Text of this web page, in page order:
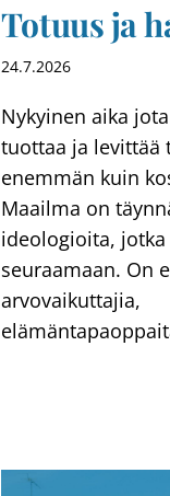
Totuus ja
24.7.2026
Nykyinen aika
tuottaa ja levittää
enemmän kuin
Maailma on
ideologioita,
seuraamaan. On
arvovaikuttajia,